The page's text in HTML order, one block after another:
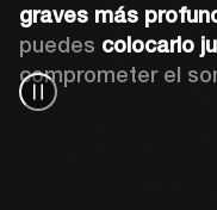
graves más
puedes colocarlo
comprometer el